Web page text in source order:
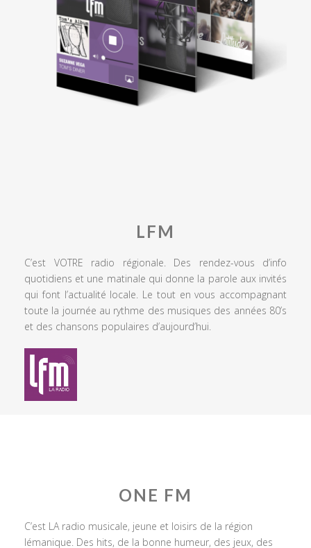
LFM
C’est VOTRE radio régionale. Des rendez-vous d’info
quotidiens et une matinale qui donne la parole aux invités
qui font l’actualité locale. Le tout en vous accompagnant
toute la journée au rythme des musiques des années 80’s
et des chansons populaires d’aujourd’hui.
ONE FM
C’est LA radio musicale, jeune et loisirs de la région
lémanique. Des hits, de la bonne humeur, des jeux, des